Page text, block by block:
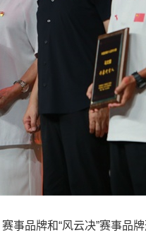
品牌和“风云决”赛事品